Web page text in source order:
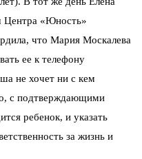
Центра «Юность»
что Мария Москалева
ее к телефону
не хочет ни с кем
с подтверждающими
ребенок, и указать
за жизнь и